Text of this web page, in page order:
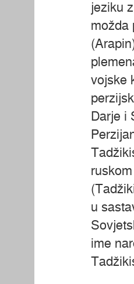
jeziku
možda
vojske
Darje i
u
ime